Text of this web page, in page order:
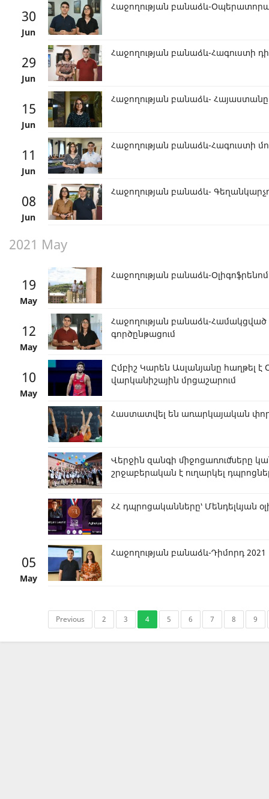
30
Jun
Հաջողության բանաձև-
29
Jun
Հաջողության բանաձև-Հագուստի
15
Jun
Հաջողության բանաձև- Հայաստանը
11
Jun
Հաջողության բանաձև-Հագուստի
08
Jun
Հաջողության բանաձև-
2021 May
19
May
Հաջողության բանաձև-
12
May
Հաջողության բանաձև-Համակցված
գործընթացում
10
May
Ըմբիշ Կարեն Ասլանյանը հաղթել
վարկանիշային մրցաշարում
Հաստատվել են առարկայական
Վերջին զանգի միջոցառումները
շրջաբերական է ուղարկել
ՀՀ դպրոցականները՝ Մենդելևյան
05
May
Հաջողության բանաձև-Դիմորդ 2021
Previous 2 3 4 5 6 7 8 9